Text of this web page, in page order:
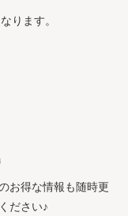
ります。
お得な情報も随時更
ださい♪